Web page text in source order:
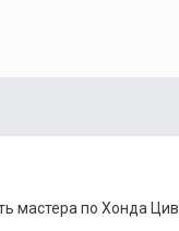
мастера по Хонда